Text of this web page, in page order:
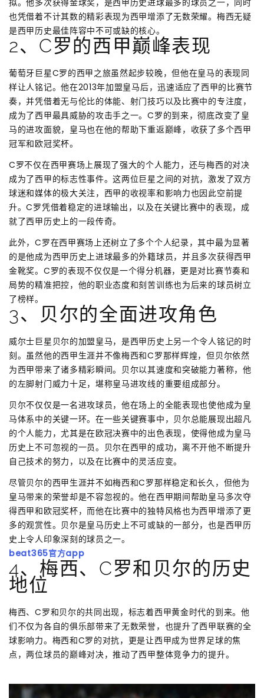
也凭借着不计其数的精彩表现为西甲增添了无数荣耀。梅西无疑
是西甲历史最佳阵容中不可或缺的核心。
2、C罗的西甲巅峰表现
葡萄牙巨星C罗的西甲之旅虽然起步较晚，但他在皇马的表现同
样让人铭记。他在2013年加盟皇马后，迅速适应了西甲的比赛节
奏，并凭借着无与伦比的体能、射门技巧以及比赛中的专注度，
成为了西甲最具威胁的攻击手之一。C罗的到来，彻底改变了皇
马的进攻面貌，皇马也在他的帮助下重返巅峰，收获了多个西甲
冠军和欧冠奖杯。
C罗不仅在西甲赛场上展现了强大的个人能力，还与梅西的对决
成为了西甲的标志性事件。这两位巨星之间的对抗，激发了双方
球迷和媒体的极大关注，西甲的收视率和影响力也因此空前提
升。C罗凭借着稳定的进球输出，以及在关键比赛中的表现，成
就了西甲历史上的一段传奇。
此外，C罗在西甲赛场上还树立了多个个人纪录，其中最为显著
的是他成为西甲历史上进球最多的外籍球员，并且多次获得西甲
金靴奖。C罗的表现不仅仅是一个得分机器，更是对比赛节奏和
局势的精准把控，他的职业态度和刻苦训练也为后来的球员树立
了榜样。
3、贝尔的全面进攻角色
威尔士巨星贝尔的加盟皇马，是西甲历史上另一个令人铭记的时
刻。虽然他的西甲生涯并不像梅西和C罗那样辉煌，但贝尔依然
为西甲带来了诸多精彩瞬间。贝尔以其速度和突破能力著称，他
的左脚射门威力十足，堪称皇马进攻线的重要组成部分。
贝尔不仅仅是一名进攻球员，他在场上的全能表现也使他成为皇
马体系中的关键一环。在一些关键赛事中，贝尔总能展现出超凡
的个人能力，尤其是在欧冠决赛中的出色表现，使得他成为皇马
历史上不可忽视的一员。贝尔在西甲的成功，离不开他不断提升
自己技术的努力，以及在比赛中的灵活应变。
尽管贝尔的西甲生涯并不如梅西和C罗那样稳定和长久，但他为
皇马带来的荣誉却是不容忽视的。他在西甲期间帮助皇马多次夺
得西甲和欧冠奖杯，而他在比赛中的独特风格也为西甲增添了更
多的观赏性。贝尔是皇马历史上不可或缺的一部分，也是西甲历
史上令人印象深刻的球员之一。
beat365官方app
4、梅西、C罗和贝尔的历史
地位
梅西、C罗和贝尔的共同出现，标志着西甲黄金时代的到来。他
们不仅为各自的俱乐部带来了无数荣誉，也提升了西甲联赛的全
球影响力。梅西和C罗的对抗，更是让西甲成为世界足球的焦
点，两位球员的巅峰对决，推动了西甲整体竞争力的提升。